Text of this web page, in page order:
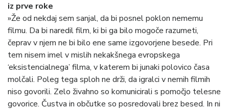
iz prve roke
»Že od nekdaj sem sanjal, da bi posnel poklon nememu
filmu. Da bi naredil film, ki bi ga bilo mogoče razumeti,
čeprav v njem ne bi bilo ene same izgovorjene besede. Pri
tem nisem imel v mislih nekakšnega evropskega
‘eksistencialnega’ filma, v katerem bi junaki polovico časa
molčali. Poleg tega sploh ne drži, da igralci v nemih filmih
niso govorili. Zelo živahno so komunicirali s pomočjo telesne
govorice. Čustva in občutke so posredovali brez besed. In ni